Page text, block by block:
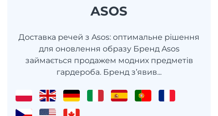
ASOS
Доставка речей з Asos: оптимальне рішення
для оновлення образу Бренд Asos
займається продажем модних предметів
гардероба. Бренд з’явив...